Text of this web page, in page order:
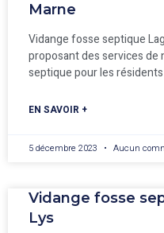
Marne
Vidange fosse septique
proposant des services
septique pour les
EN SAVOIR +
5 décembre 2023 Aucun
Vidange fosse
Lys